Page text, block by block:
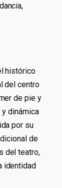
histórico
del centro
de pie y
dinámica
por su
de
del teatro,
identidad